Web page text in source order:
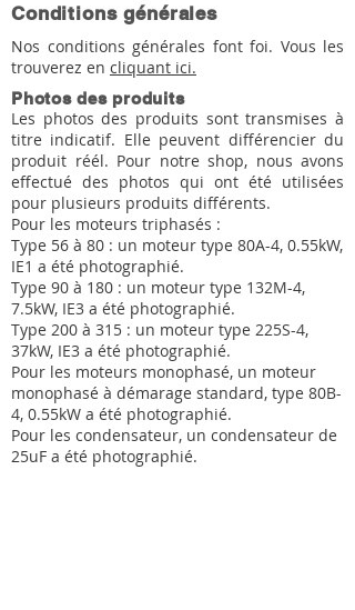
Conditions générales
Nos conditions générales font foi. Vous les
trouverez en cliquant ici.
Photos des produits
Les photos des produits sont transmises à
titre indicatif. Elle peuvent différencier du
produit réél. Pour notre shop, nous avons
effectué des photos qui ont été utilisées
pour plusieurs produits différents.
Pour les moteurs triphasés :
Type 56 à 80 : un moteur type 80A-4, 0.55kW,
IE1 a été photographié.
Type 90 à 180 : un moteur type 132M-4,
7.5kW, IE3 a été photographié.
Type 200 à 315 : un moteur type 225S-4,
37kW, IE3 a été photographié.
Pour les moteurs monophasé, un moteur
monophasé à démarage standard, type 80B-
4, 0.55kW a été photographié.
Pour les condensateur, un condensateur de
25uF a été photographié.